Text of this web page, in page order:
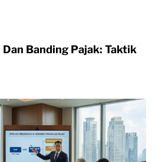
Banding Pajak: Taktik